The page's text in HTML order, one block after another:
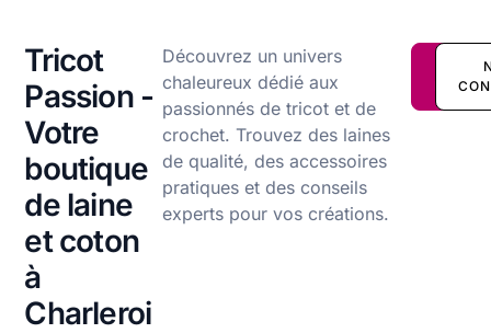
Tricot
Passion -
Votre
boutique
de laine
et coton
à
Charleroi
Découvrez un univers
chaleureux dédié aux
passionnés de tricot et de
crochet. Trouvez des laines
de qualité, des accessoires
pratiques et des conseils
experts pour vos créations.